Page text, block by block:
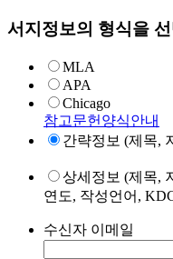
서지정보의 형식을
MLA
APA
Chicago
참고문헌양식안내
간략정보 (제목,
상세정보 (제목,
연도, 작성언어,
수신자 이메일